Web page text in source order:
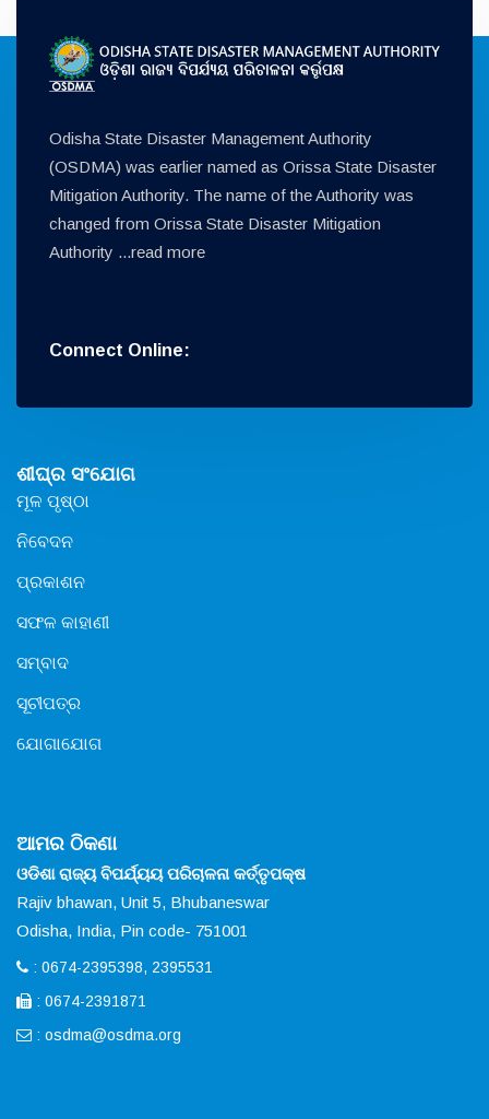
Odisha State Disaster Management Authority
(OSDMA) was earlier named as Orissa State Disaster
Mitigation Authority. The name of the Authority was
changed from Orissa State Disaster Mitigation
Authority ...read more
Connect Online:
ଶୀଘ୍ର ସଂଯୋଗ
ମୂଳ ପୃଷ୍ଠା
ନିବେଦନ
ପ୍ରକାଶନ
ସଫଳ କାହାଣୀ
ସମ୍ବାଦ
ସୂଚୀପତ୍ର
ଯୋଗାଯୋଗ
ଆମର ଠିକଣା
ଓଡିଶା ରାଜ୍ୟ ବିପର୍ଯ୍ୟୟ ପରିଚାଳନା କର୍ତ୍ତୃପକ୍ଷ
Rajiv bhawan, Unit 5, Bhubaneswar
Odisha, India, Pin code- 751001
: 0674-2395398, 2395531
: 0674-2391871
: osdma@osdma.org